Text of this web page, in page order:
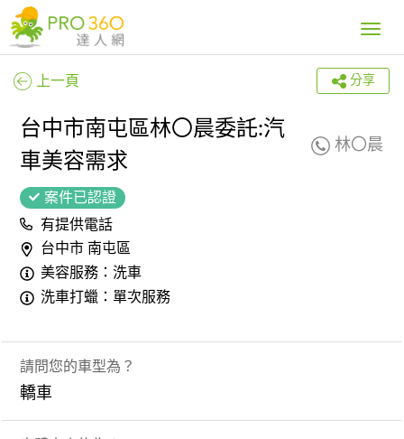
Toggle
上一頁 分享
台中市南屯區林〇晨委託:汽
車美容需求
林〇晨
案件已認證
有提供電話
台中市 南屯區
美容服務：洗車
洗車打蠟：單次服務
請問您的車型為？
轎車